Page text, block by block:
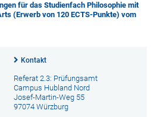
für das Studienfach Philosophie mit
(Erwerb von 120 ECTS-Punkte) vom
Kontakt
Referat 2.3: Prüfungsamt
Campus Hubland Nord
Josef-Martin-Weg 55
97074 Würzburg